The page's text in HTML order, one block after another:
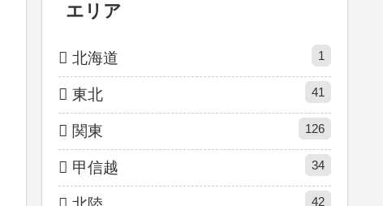
エリア
北海道 1
東北 41
関東 126
甲信越 34
42